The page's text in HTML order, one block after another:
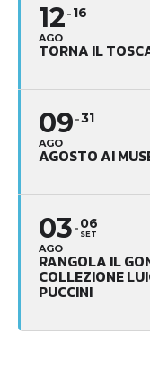
12
AGO
16
TORNA IL
09
AGO
31
AGOSTO AI
03
AGO
06
SET
RANGOLA IL
COLLEZIONE
PUCCINI